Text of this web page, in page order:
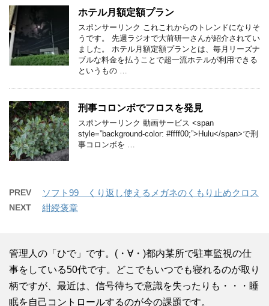
ホテル月額定額プラン
スポンサーリンク これこれからのトレンドになりそ
うです。 先週ラジオで大前研一さんが紹介されてい
ました。 ホテル月額定額プランとは、毎月リーズナ
ブルな料金を払うことで超一流ホテルが利用できる
というもの …
刑事コロンボでフロスを発見
スポンサーリンク 動画サービス <span
style=”background-color: #ffff00;”>Hulu</span>で刑
事コロンボを …
PREV ソフト99 くり返し使えるメガネのくもり止めクロス
NEXT 紺綬褒章
管理人の「ひで」です。(・∀・)都内某所で駐車監視の仕
事をしている50代です。どこでもいつでも寝れるのが取り
柄ですが、最近は、信号待ちで意識を失ったりも・・・睡
眠を自己コントロールするのが今の課題です。